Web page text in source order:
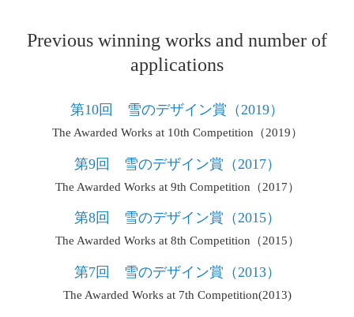
Previous winning works and number of
applications
第10回 雪のデザイン賞（2019）
The Awarded Works at 10th Competition（2019）
第9回 雪のデザイン賞（2017）
The Awarded Works at 9th Competition（2017）
第8回 雪のデザイン賞（2015）
The Awarded Works at 8th Competition（2015）
第7回 雪のデザイン賞（2013）
The Awarded Works at 7th Competition(2013)